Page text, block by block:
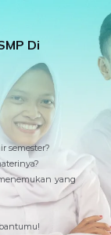
Di
semester?
yang